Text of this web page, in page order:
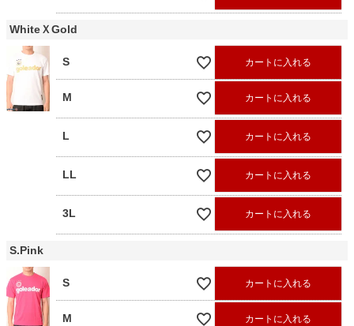
WhiteＸGold
S カートに入れる
M カートに入れる
L カートに入れる
LL カートに入れる
3L カートに入れる
S.Pink
S カートに入れる
M カートに入れる